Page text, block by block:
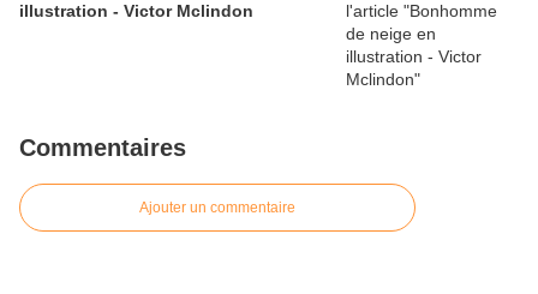
illustration - Victor Mclindon
Commentaires
Ajouter un commentaire